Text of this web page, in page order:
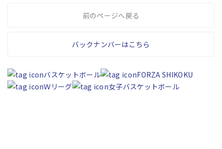
前のページへ戻る
バックナンバーはこちら
バスケットボール
FORZA SHIKOKU
Ｗリーグ
女子バスケットボール